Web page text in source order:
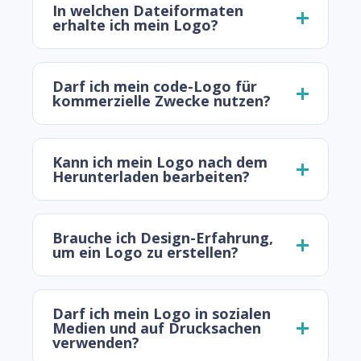
In welchen Dateiformaten
erhalte ich mein Logo?
Darf ich mein code-Logo für
kommerzielle Zwecke nutzen?
Kann ich mein Logo nach dem
Herunterladen bearbeiten?
Brauche ich Design-Erfahrung,
um ein Logo zu erstellen?
Darf ich mein Logo in sozialen
Medien und auf Drucksachen
verwenden?